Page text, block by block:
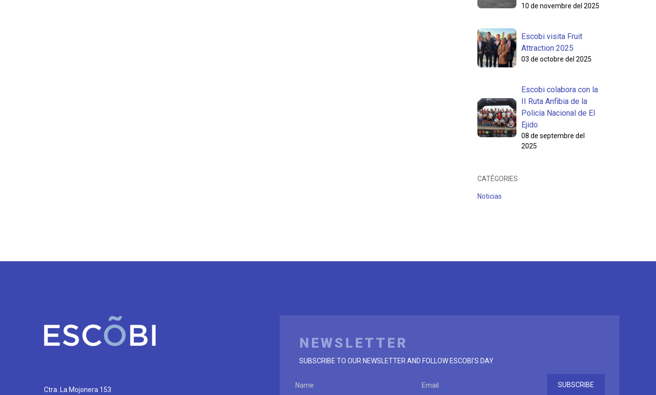
10 de novembre del 2025
Escobi visita Fruit
Attraction 2025
03 de octobre del 2025
Escobi colabora con la
II Ruta Anfibia de la
Policía Nacional de El
Ejido
08 de septembre del
2025
CATÉGORIES
Noticias
Ctra. La Mojonera 153
NEWSLETTER
SUBSCRIBE TO OUR NEWSLETTER AND FOLLOW ESCOBI'S DAY